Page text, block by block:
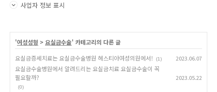
사업자 정보 표시
'여성성형 > 요실금수술' 카테고리의 다른 글
요실금증세치료는 요실금수술병원 헤스티아여성의원에서!
(1) 2023.06.07
요실금수술병원에서 알려드리는 요실금치료 요실금수술이 꼭
필요할까?
(0)
2023.05.22